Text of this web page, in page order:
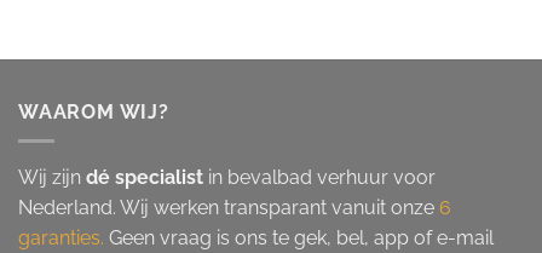
WAAROM WIJ?
Wij zijn dé specialist in bevalbad verhuur voor
Nederland. Wij werken transparant vanuit onze 6
garanties. Geen vraag is ons te gek, bel, app of e-mail